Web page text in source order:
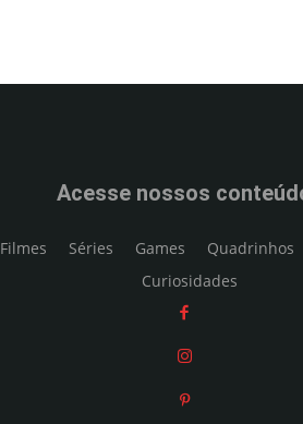
Acesse nossos
Filmes Séries Games Quadrinhos
Curiosidades